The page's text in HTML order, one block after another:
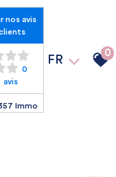
nos avis
0
avis
FR
0